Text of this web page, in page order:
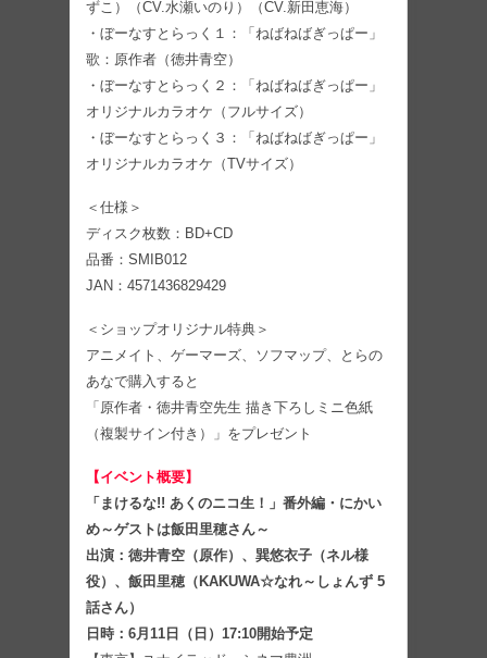
ずこ）（CV.水瀬いのり）（CV.新田恵海）
・ぼーなすとらっく１：「ねばねばぎっぱー」
歌：原作者（徳井青空）
・ぼーなすとらっく２：「ねばねばぎっぱー」
オリジナルカラオケ（フルサイズ）
・ぼーなすとらっく３：「ねばねばぎっぱー」
オリジナルカラオケ（TVサイズ）
＜仕様＞
ディスク枚数：BD+CD
品番：SMIB012
JAN：4571436829429
＜ショップオリジナル特典＞
アニメイト、ゲーマーズ、ソフマップ、とらの
あなで購入すると
「原作者・徳井青空先生 描き下ろしミニ色紙
（複製サイン付き）」をプレゼント
【イベント概要】
「まけるな!! あくのニコ生！」番外編・にかい
め～ゲストは飯田里穂さん～
出演：徳井青空（原作）、巽悠衣子（ネル様
役）、飯田里穂（KAKUWA☆なれ～しょんず 5
話さん）
日時：6月11日（日）17:10開始予定